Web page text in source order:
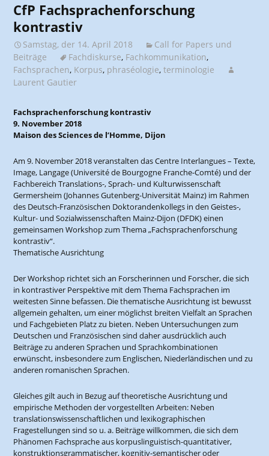
CfP Fachsprachenforschung
kontrastiv
Samstag, der 14. April 2018
Call for Papers und
Beiträge
Fachdiskurse, Fachkommunikation,
Fachsprachen, Korpus, phraséologie,terminologie
Laurent Gautier
Fachsprachenforschung kontrastiv
9. November 2018
Maison des Sciences de l’Homme, Dijon
Am 9. November 2018 veranstalten das Centre Interlangues – Texte,
Image, Langage (Université de Bourgogne Franche-Comté) und der
Fachbereich Translations-, Sprach- und Kulturwissenschaft
Germersheim (Johannes Gutenberg-Universität Mainz) im Rahmen
des Deutsch-Französischen Doktorandenkollegs in den Geistes-,
Kultur- und Sozialwissenschaften Mainz-Dijon (DFDK) einen
gemeinsamen Workshop zum Thema „Fachsprachenforschung
kontrastiv“.
Thematische Ausrichtung
Der Workshop richtet sich an Forscherinnen und Forscher, die sich
in kontrastiver Perspektive mit dem Thema Fachsprachen im
weitesten Sinne befassen. Die thematische Ausrichtung ist bewusst
allgemein gehalten, um einer möglichst breiten Vielfalt an Sprachen
und Fachgebieten Platz zu bieten. Neben Untersuchungen zum
Deutschen und Französischen sind daher ausdrücklich auch
Beiträge zu anderen Sprachen und Sprachkombinationen
erwünscht, insbesondere zum Englischen, Niederländischen und zu
anderen romanischen Sprachen.
Gleiches gilt auch in Bezug auf theoretische Ausrichtung und
empirische Methoden der vorgestellten Arbeiten: Neben
translationswissenschaftlichen und lexikographischen
Fragestellungen sind so u. a. Beiträge willkommen, die sich dem
Phänomen Fachsprache aus korpuslinguistisch-quantitativer,
konstruktionsgrammatischer, kognitiv-semantischer oder